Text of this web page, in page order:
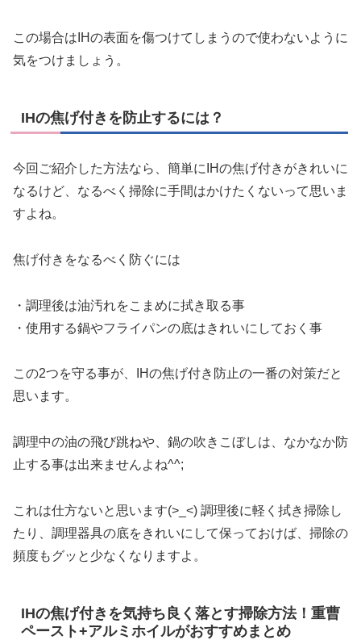
この場合はIHの表面を傷つけてしまうので使わないように
気をつけましょう。
IHの焦げ付きを防止するには？
今回ご紹介した方法なら、簡単にIHの焦げ付きがきれいに
なるけど、なるべく掃除に手間はかけたくないって思いま
すよね。
焦げ付きをなるべく防ぐには
・調理後は油汚れをこまめに拭き取る事
・使用する鍋やフライパンの底はきれいにしておく事
この2つを守る事が、IHの焦げ付き防止の一番の対策だと
思います。
調理中の油の飛び跳ねや、鍋の吹きこぼしは、なかなか防
止する事は出来ませんよね^^;
これは仕方ないと思います(>_<) 調理後に軽く拭き掃除し
たり、調理器具の底をきれいにして保っておけば、掃除の
頻度もグッと少なくなりますよ。
IHの焦げ付きを気持ち良く落とす掃除方法！重曹
ペースト+アルミホイルがおすすめまとめ